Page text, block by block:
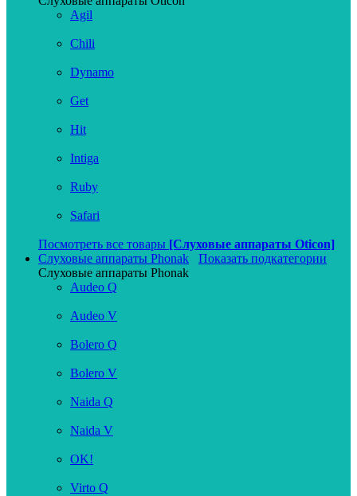
Agil
Chili
Dynamo
Get
Hit
Intiga
Ruby
Safari
Посмотреть все товары [Слуховые аппараты Oticon]
Слуховые аппараты Phonak
Показать подкатегории
Слуховые аппараты Phonak
Audeo Q
Audeo V
Bolero Q
Bolero V
Naida Q
Naida V
OK!
Virto Q